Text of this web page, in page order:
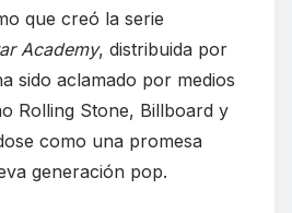
que creó la serie
Academy, distribuida por
sido aclamado por medios
Rolling Stone, Billboard y
como una promesa
generación pop.